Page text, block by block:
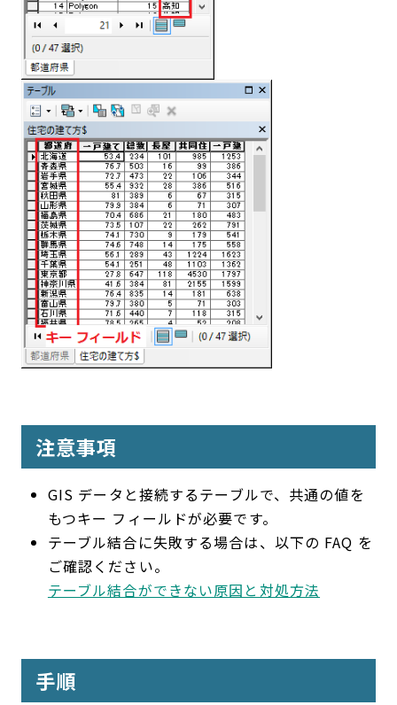
注意事項
GIS データと接続するテーブルで、共通の値を
もつキー フィールドが必要です。
テーブル結合に失敗する場合は、以下の FAQ を
ご確認ください。
テーブル結合ができない原因と対処方法
手順